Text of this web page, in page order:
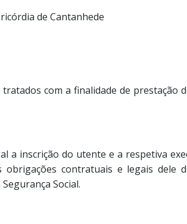
de Cantanhede
com a finalidade de prestação
inscrição do utente e a respetiva
contratuais e legais dele
Social.